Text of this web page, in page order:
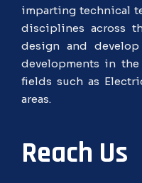
imparting technical
disciplines across
design and
developments in
fields such as
areas.
Reach Us